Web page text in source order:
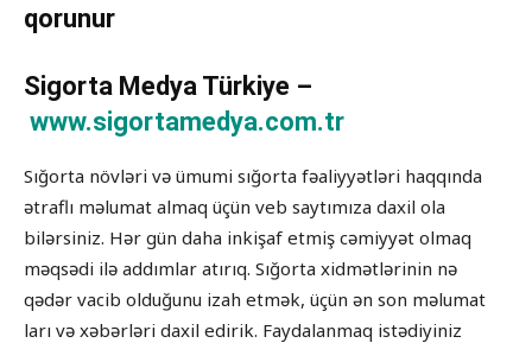
qorunur
Sigorta Medya Türkiye –
www.sigortamedya.com.tr
Sığorta növləri və ümumi sığorta fəaliyyətləri haqqında
ətraflı məlumat almaq üçün veb saytımıza daxil ola
bilərsiniz. Hər gün daha inkişaf etmiş cəmiyyət olmaq
məqsədi ilə addımlar atırıq. Sığorta xidmətlərinin nə
qədər vacib olduğunu izah etmək, üçün ən son məlumat
ları və xəbərləri daxil edirik. Faydalanmaq istədiyiniz